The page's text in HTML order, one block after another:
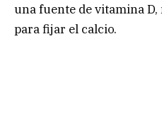
una fuente de vitamina
para fijar el calcio.